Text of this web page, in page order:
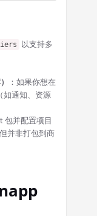
以支持多
：如果你想在
如通知、资源
包并配置项目
并非打包到商